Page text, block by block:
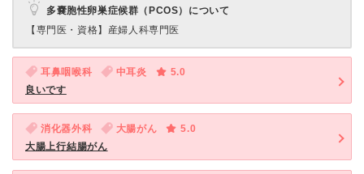
多嚢胞性卵巣症候群（PCOS）について
【専門医・資格】 産婦人科専門医
耳鼻咽喉科 中耳炎
5.0
良いです
消化器外科 大腸がん
5.0
大腸上行結腸がん